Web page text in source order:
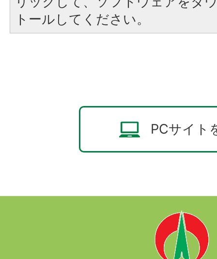
トールしてください。
PCサイト